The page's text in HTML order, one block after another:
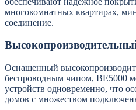
многокомнатных квартирах,
соединение.
Оснащенный
беспроводным чипом, BE5000
устройств одновременно, что
домов с множеством